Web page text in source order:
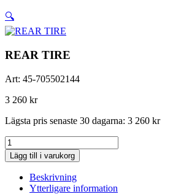
🔍
REAR TIRE
Art: 45-705502144
3 260 kr
Lägsta pris senaste 30 dagarna: 3 260 kr
REAR
TIRE
mängd
Lägg till i varukorg
Beskrivning
Ytterligare information